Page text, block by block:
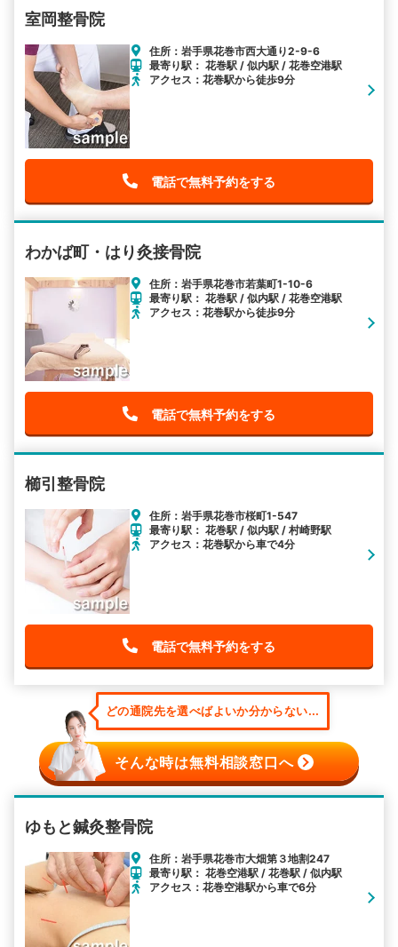
室岡整骨院
住所：岩手県花巻市西大通り2-9-6
最寄り駅： 花巻駅 / 似内駅 / 花巻空港駅
アクセス：花巻駅から徒歩9分
電話で無料予約をする
わかば町・はり灸接骨院
住所：岩手県花巻市若葉町1-10-6
最寄り駅： 花巻駅 / 似内駅 / 花巻空港駅
アクセス：花巻駅から徒歩9分
電話で無料予約をする
櫛引整骨院
住所：岩手県花巻市桜町1-547
最寄り駅： 花巻駅 / 似内駅 / 村崎野駅
アクセス：花巻駅から車で4分
電話で無料予約をする
どの通院先を選べばよいか分からない...
そんな時は無料相談窓口へ
ゆもと鍼灸整骨院
住所：岩手県花巻市大畑第３地割247
最寄り駅： 花巻空港駅 / 花巻駅 / 似内駅
アクセス：花巻空港駅から車で6分